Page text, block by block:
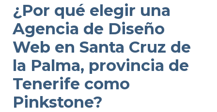
¿Por qué elegir una
Agencia de Diseño
Web en Santa Cruz de
la Palma, provincia de
Tenerife como
Pinkstone?